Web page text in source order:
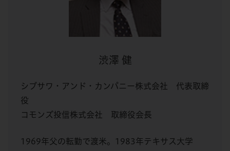
渋澤 健
シブサワ・アンド・カンパニー株式会社 代表取締
役
コモンズ投信株式会社 取締役会長
1969年父の転勤で渡米。1983年テキサス大学